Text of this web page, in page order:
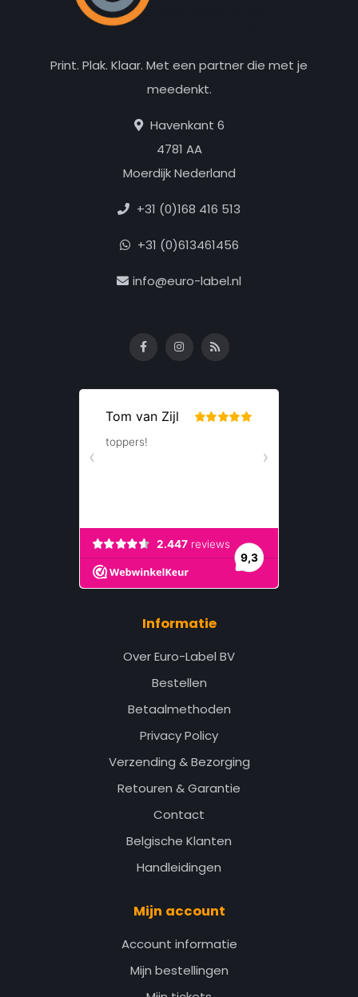
Print. Plak. Klaar. Met een partner die met je
meedenkt.
Havenkant 6
4781 AA
Moerdijk Nederland
+31 (0)168 416 513
+31 (0)613461456
info@euro-label.nl
Informatie
Over Euro-Label BV
Bestellen
Betaalmethoden
Privacy Policy
Verzending & Bezorging
Retouren & Garantie
Contact
Belgische Klanten
Handleidingen
Mijn account
Account informatie
Mijn bestellingen